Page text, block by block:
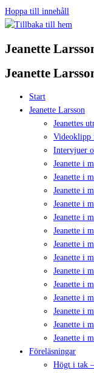
Hoppa till innehåll
Jeanette
Jeanette
Start
Jeanette Larsson
Jeanettes
Videoklipp
Intervjuer
Jeanette i
Jeanette i
Jeanette i
Jeanette i
Jeanette i
Jeanette i
Jeanette i
Jeanette i
Jeanette i
Jeanette i
Jeanette i
Jeanette i
Jeanette i
Jeanette i
Föreläsningar
Högt i tak